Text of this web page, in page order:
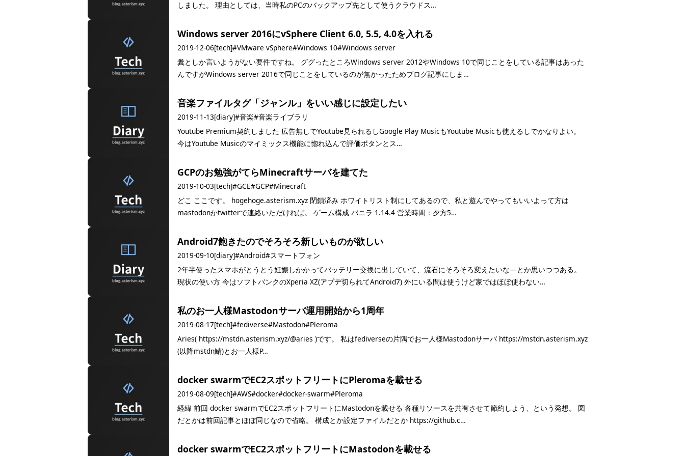
しました。 理由としては、当時私のPCのバックアップ先として使うクラウドス…
Windows server 2016にvSphere Client 6.0, 5.5, 4.0を入れる
2019-12-06[tech]#VMware vSphere#Windows 10#Windows server
糞としか言いようがない要件ですね。 ググったところWindows server 2012やWindows 10で同じことをしている記事はあった
んですがWindows server 2016で同じことをしているのが無かったためブログ記事にしま…
音楽ファイルタグ「ジャンル」をいい感じに設定したい
2019-11-13[diary]#音楽#音楽ライブラリ
Youtube Premium契約しました 広告無しでYoutube見られるしGoogle Play MusicもYoutube Musicも使えるしでかなりよい。
今はYoutube Musicのマイミックス機能に惚れ込んで評価ボタンとス…
GCPのお勉強がてらMinecraftサーバを建てた
2019-10-03[tech]#GCE#GCP#Minecraft
どこ ここです。 hogehoge.asterism.xyz 閉鎖済み ホワイトリスト制にしてあるので、私と遊んでやってもいいよって方は
mastodonかtwitterで連絡いただければ。 ゲーム構成 バニラ 1.14.4 営業時間：夕方5…
Android7飽きたのでそろそろ新しいものが欲しい
2019-09-10[diary]#Android#スマートフォン
2年半使ったスマホがとうとう妊娠しかかってバッテリー交換に出していて、流石にそろそろ変えたいな―とか思いつつある。
現状の使い方 今はソフトバンクのXperia XZ(アプデ切られてAndroid7) 外にいる間は使うけど家ではほぼ使わない…
私のお一人様Mastodonサーバ運用開始から1周年
2019-08-17[tech]#fediverse#Mastodon#Pleroma
Aries( https://mstdn.asterism.xyz/@aries )です。 私はfediverseの片隅でお一人様Mastodonサーバ https://mstdn.asterism.xyz
(以降mstdn鯖)とお一人様P…
docker swarmでEC2スポットフリートにPleromaを載せる
2019-08-09[tech]#AWS#docker#docker-swarm#Pleroma
経緯 前回 docker swarmでEC2スポットフリートにMastodonを載せる 各種リソースを共有させて節約しよう、という発想。 図
だとかは前回記事とほぼ同じなので省略。 構成とか設定ファイルだとか https://github.c…
docker swarmでEC2スポットフリートにMastodonを載せる